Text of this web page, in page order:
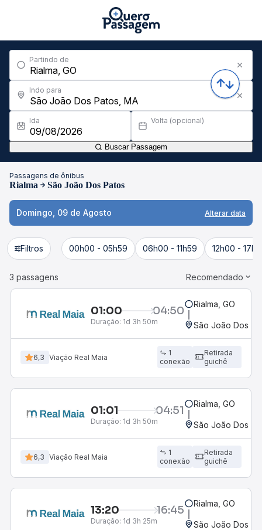
Partindo de
Indo para
Ida Volta (opcional)
Buscar Passagem
Passagens de ônibus
Rialma São João Dos Patos
Domingo, 09 de Agosto Alterar data
Filtros 00h00 - 05h59 06h00 - 11h59 12h00 -
3 passagens Recomendado
01:00 04:50
Duração: 1d 3h 50m
Rialma, GO
São João Dos
6,3 Viação Real Maia
1
conexão
Retirada
guichê
01:01 04:51
Duração: 1d 3h 50m
Rialma, GO
São João Dos
6,3 Viação Real Maia
1
conexão
Retirada
guichê
13:20 16:45
Duração: 1d 3h 25m
Rialma, GO
São João Dos